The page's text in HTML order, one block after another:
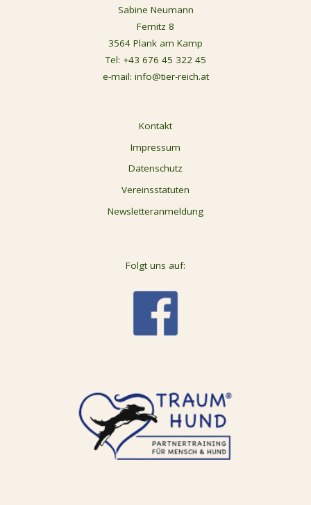
Sabine Neumann
Fernitz 8
3564 Plank am Kamp
Tel: +43 676 45 322 45
e-mail: info@tier-reich.at
Kontakt
Impressum
Datenschutz
Vereinsstatuten
Newsletteranmeldung
Folgt uns auf: